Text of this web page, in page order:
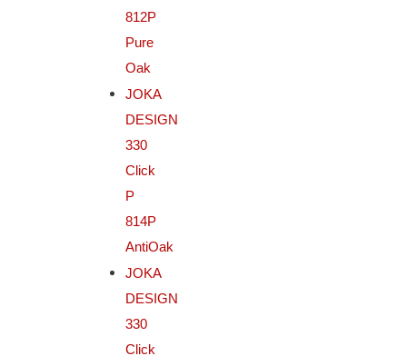
812P
Pure
Oak
JOKA
DESIGN
330
Click
P
814P
AntiOak
JOKA
DESIGN
330
Click